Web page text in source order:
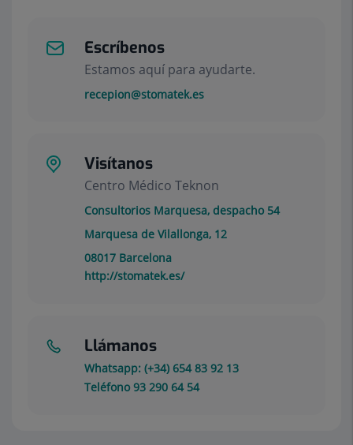
Escríbenos
Estamos aquí para ayudarte.
recepion@stomatek.es
Visítanos
Centro Médico Teknon
Consultorios Marquesa, despacho 54
Marquesa de Vilallonga, 12
08017 Barcelona
http://stomatek.es/
Llámanos
Whatsapp: (+34) 654 83 92 13
Teléfono 93 290 64 54